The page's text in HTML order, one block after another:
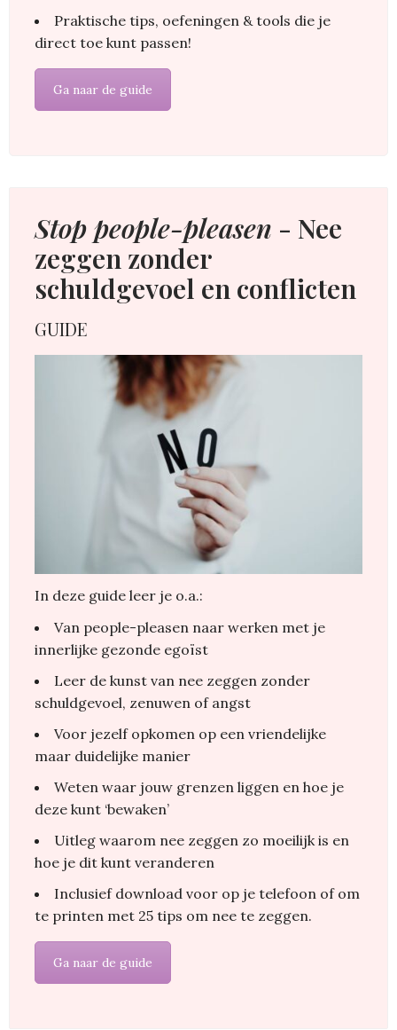
Praktische tips, oefeningen & tools die je
direct toe kunt passen!
Ga naar de guide
Stop people-pleasen - Nee
zeggen zonder
schuldgevoel en conflicten
GUIDE
In deze guide leer je o.a.:
Van people-pleasen naar werken met je
innerlijke gezonde egoïst
Leer de kunst van nee zeggen zonder
schuldgevoel, zenuwen of angst
Voor jezelf opkomen op een vriendelijke
maar duidelijke manier
Weten waar jouw grenzen liggen en hoe je
deze kunt ‘bewaken’
Uitleg waarom nee zeggen zo moeilijk is en
hoe je dit kunt veranderen
Inclusief download voor op je telefoon of om
te printen met 25 tips om nee te zeggen.
Ga naar de guide